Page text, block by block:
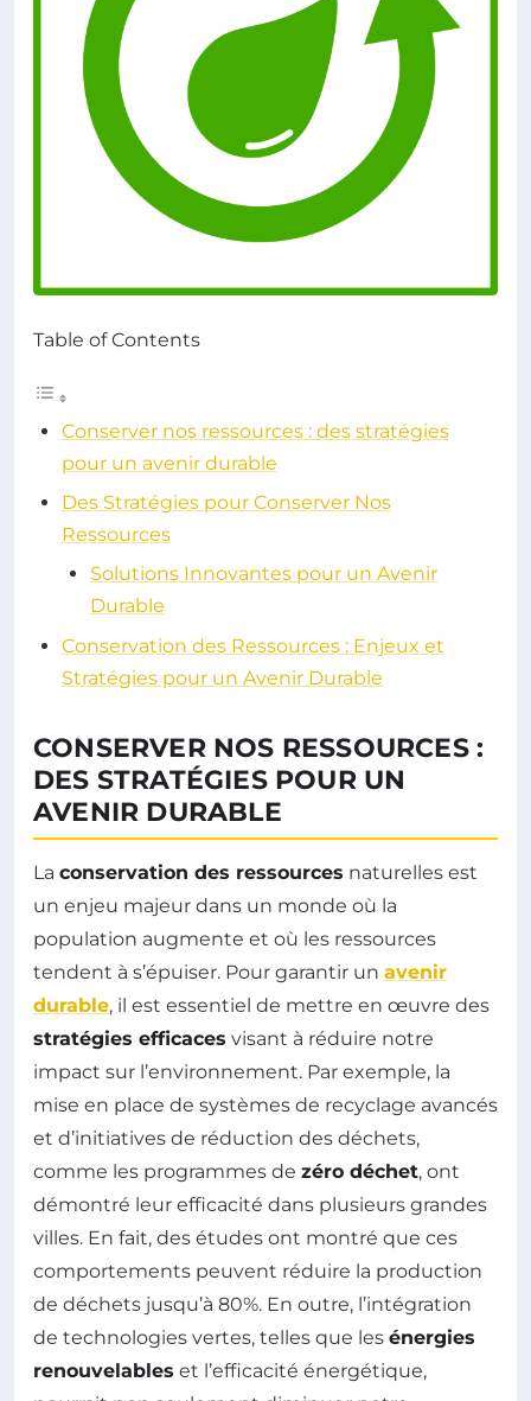
Table of Contents
Conserver nos ressources : des stratégies
pour un avenir durable
Des Stratégies pour Conserver Nos
Ressources
Solutions Innovantes pour un Avenir
Durable
Conservation des Ressources : Enjeux et
Stratégies pour un Avenir Durable
CONSERVER NOS RESSOURCES :
DES STRATÉGIES POUR UN
AVENIR DURABLE
La conservation des ressources naturelles est
un enjeu majeur dans un monde où la
population augmente et où les ressources
tendent à s’épuiser. Pour garantir un avenir
durable, il est essentiel de mettre en œuvre des
stratégies efficaces visant à réduire notre
impact sur l’environnement. Par exemple, la
mise en place de systèmes de recyclage avancés
et d’initiatives de réduction des déchets,
comme les programmes de zéro déchet, ont
démontré leur efficacité dans plusieurs grandes
villes. En fait, des études ont montré que ces
comportements peuvent réduire la production
de déchets jusqu’à 80%. En outre, l’intégration
de technologies vertes, telles que les énergies
renouvelables et l’efficacité énergétique,